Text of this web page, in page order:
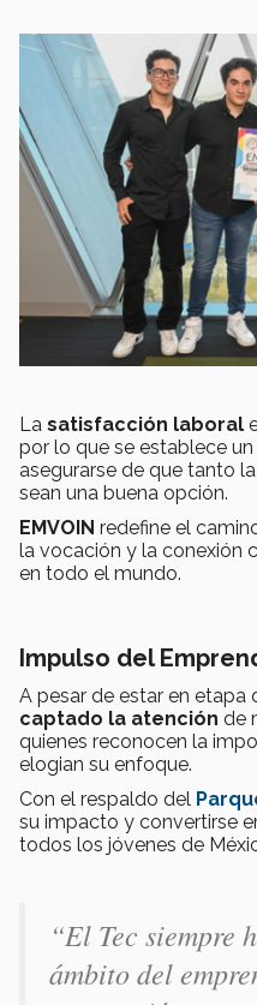
La satisfacción laboral
por lo que se establece
asegurarse de que tanto
sean una buena opción.
EMVOIN redefine el
la vocación y la conexión
en todo el mundo.
Impulso del
A pesar de estar en etapa
captado la atención de
quienes reconocen la
elogian su enfoque.
Con el respaldo del
su impacto y convertirse
todos los jóvenes de
“El Tec siempre
ámbito del